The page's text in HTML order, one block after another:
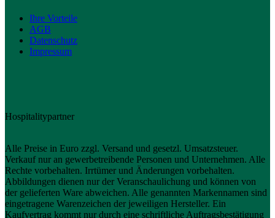
Ihre Vorteile
AGB
Datenschutz
Impressum
Hospitalitypartner
Alle Preise in Euro zzgl. Versand und gesetzl. Umsatzsteuer.
Verkauf nur an gewerbetreibende Personen und Unternehmen. Alle
Rechte vorbehalten. Irrtümer und Änderungen vorbehalten.
Abbildungen dienen nur der Veranschaulichung und können von
der gelieferten Ware abweichen. Alle genannten Markennamen sind
eingetragene Warenzeichen der jeweiligen Hersteller. Ein
Kaufvertrag kommt nur durch eine schriftliche Auftragsbestätigung